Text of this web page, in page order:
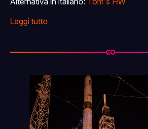
Leggi tutto